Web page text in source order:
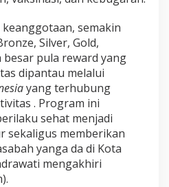
semakin
Silver, Gold,
pula reward yang
dipantau melalui
yang terhubung
. Program ini
sehat menjadi
sekaligus memberikan
yanga da di Kota
mengakhiri